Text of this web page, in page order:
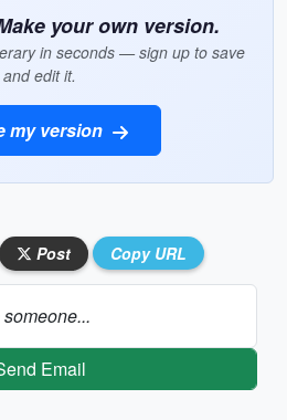
your own version.
in seconds — sign up to save
and edit it.
my version
Post Copy URL
Email